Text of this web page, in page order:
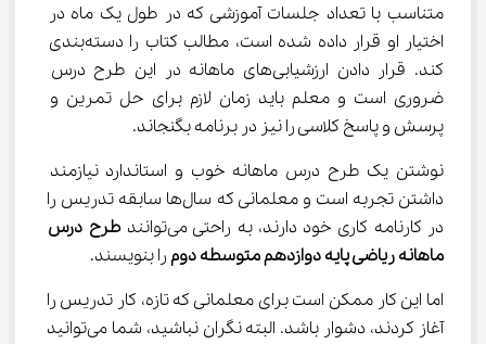
متناسب با تعداد جلسات آموزشی که در طول یک ماه در
اختیار او قرار داده شده است، مطالب کتاب را دسته‌بندی
کند. قرار دادن ارزشیابی‌های ماهانه در این طرح درس
ضروری است و معلم باید زمان لازم برای حل تمرین و
پرسش و پاسخ کلاسی را نیز در برنامه بگنجاند.
نوشتن یک طرح درس ماهانه خوب و استاندارد نیازمند
داشتن تجربه است و معلمانی که سال‌ها سابقه تدریس را
در کارنامه کاری خود دارند، به راحتی می‌توانند
طرح درس
ماهانه ریاضی پایه دوازدهم متوسطه دوم را بنویسند.
اما این کار ممکن است برای معلمانی که تازه، کار تدریس را
آغاز کردند، دشوار باشد. البته نگران نباشید، شما می‌توانید